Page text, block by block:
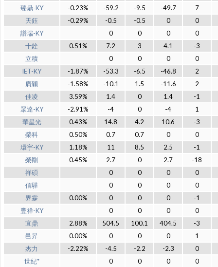
臻鼎-KY
-0.23% -59.2 -9.5 -49.7
7
天鈺
-0.29% -0.5 -0.5 0
0
譜瑞-KY
0 0 0
0
十銓
0.51% 7.2 3 4.1
-3
立積
0 0 0
0
IET-KY
-1.87% -53.3 -6.5 -46.8
2
廣穎
-1.58% -10.1 1.5 -11.6
2
佳凌
3.59% 1.4 0 1.4
-1
眾達-KY
-2.91% -4 0 -4
1
華星光
0.43% 14.8 4.2 10.6
-3
榮科
0.50% 0.7 0.7 0
0
環宇-KY
1.18% 11 8.5 2.5
-1
榮剛
0.45% 2.7 0 2.7
-18
祥碩
0 0 0
0
信驊
0 0 0
0
界霖
0.00% 0 0 0
-1
豐祥-KY
0 0 0
0
宜鼎
2.88% 504.5 100.1 404.5
-3
邑昇
0.00% 0 0 0
1
杰力
-2.22% -4.5 -2.2 -2.3
0
世紀*
0 0 0
0